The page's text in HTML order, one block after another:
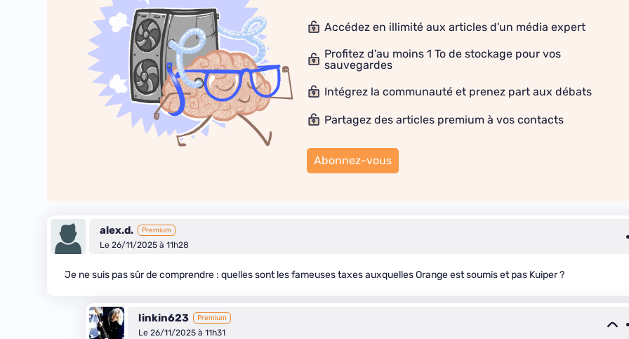
Accédez en illimité aux articles d'un média expert
Profitez d'au moins 1 To de stockage pour vos
sauvegardes
Intégrez la communauté et prenez part aux débats
Partagez des articles premium à vos contacts
Abonnez-vous
alex.d. Premium
Le 26/11/2025 à 11h28
Je ne suis pas sûr de comprendre : quelles sont les fameuses taxes auxquelles Orange est soumis et pas Kuiper ?
linkin623 Premium
Le 26/11/2025 à 11h31